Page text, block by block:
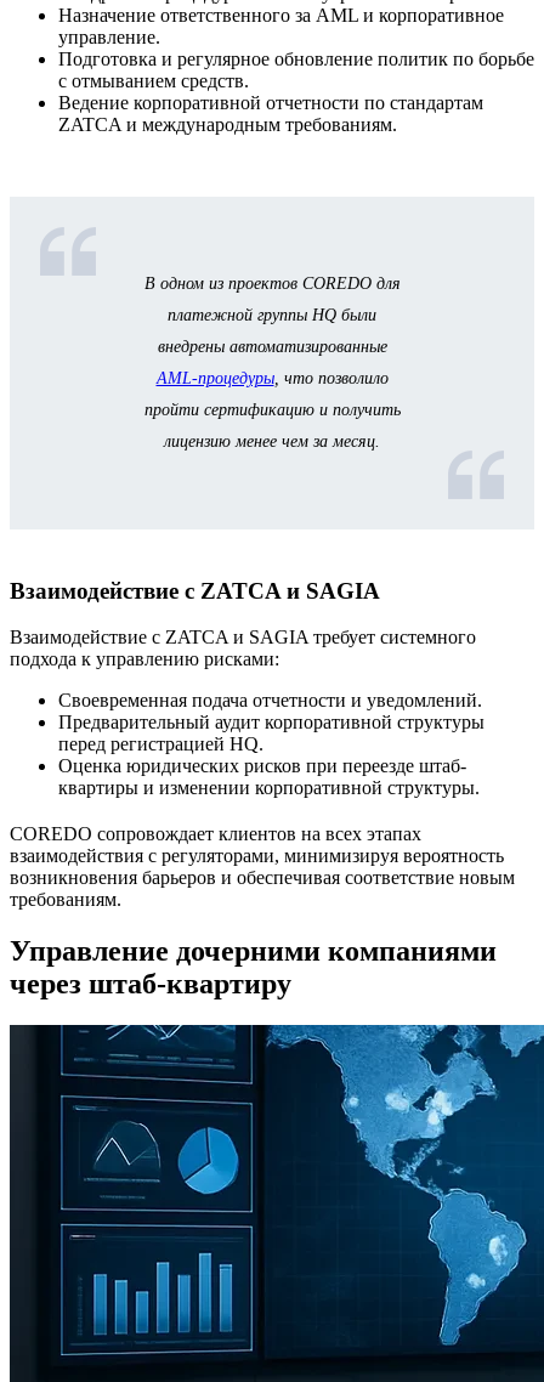
Назначение ответственного за AML и корпоративное
управление.
Подготовка и регулярное обновление политик по борьбе
с отмыванием средств.
Ведение корпоративной отчетности по стандартам
ZATCA и международным требованиям.
В одном из проектов COREDO для
платежной группы HQ были
внедрены автоматизированные
AML-процедуры, что позволило
пройти сертификацию и получить
лицензию менее чем за месяц.
Взаимодействие с ZATCA и SAGIA
Взаимодействие с ZATCA и SAGIA требует системного
подхода к управлению рисками:
Своевременная подача отчетности и уведомлений.
Предварительный аудит корпоративной структуры
перед регистрацией HQ.
Оценка юридических рисков при переезде штаб-
квартиры и изменении корпоративной структуры.
COREDO сопровождает клиентов на всех этапах
взаимодействия с регуляторами, минимизируя вероятность
возникновения барьеров и обеспечивая соответствие новым
требованиям.
Управление дочерними компаниями
через штаб-квартиру